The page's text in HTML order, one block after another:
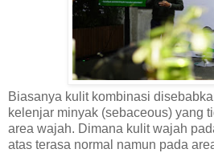
Biasanya kulit kombinasi
kelenjar minyak (sebaceous) yang
area wajah. Dimana kulit wajah
atas terasa normal namun pada